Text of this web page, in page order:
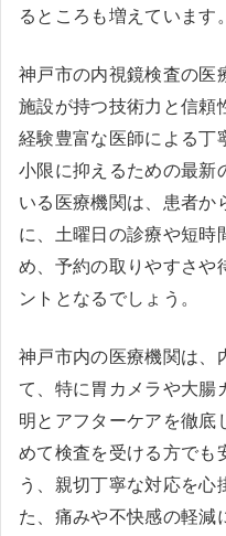
るところも増えています。
神戸市の内視鏡検査の医
施設が持つ技術力と信頼
経験豊富な医師による丁
小限に抑えるための最新
いる医療機関は、患者か
に、土曜日の診療や短時
め、予約の取りやすさや
ントとなるでしょう。
神戸市内の医療機関は、
て、特に胃カメラや大腸
明とアフターケアを徹底
めて検査を受ける方でも
う、親切丁寧な対応を心
た、痛みや不快感の軽減